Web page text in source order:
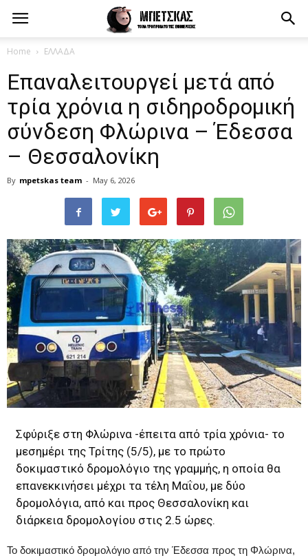
Home ΕΛΛΑΔΑ
Επαναλειτουργεί μετά από
τρία χρόνια η σιδηροδρομική
σύνδεση Φλώρινα – Έδεσσα
– Θεσσαλονίκη
By mpetskas team - May 6, 2026
Σφύριξε στη Φλώρινα -έπειτα από τρία χρόνια- το
μεσημέρι της Τρίτης (5/5), με το πρώτο
δοκιμαστικό δρομολόγιο της γραμμής, η οποία θα
επανεκκινήσει μέχρι τα τέλη Μαΐου, με δύο
δρομολόγια, από και προς Θεσσαλονίκη και
διάρκεια δρομολογίου στις 2.5 ώρες.
Το δοκιμαστικό δρομολόγιο από την Έδεσσα προς τη Φλώρινα,